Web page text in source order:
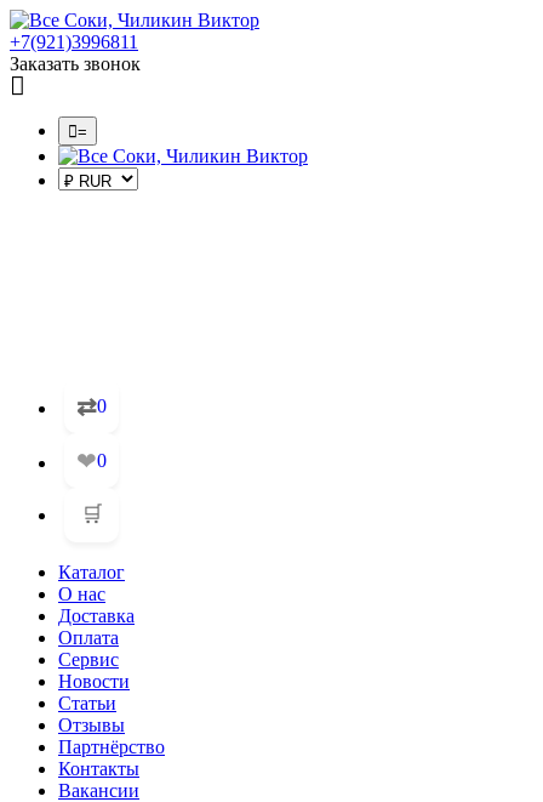
+7(921)3996811
Заказать звонок
=
⇄0
❤0
🛒
Каталог
О нас
Доставка
Оплата
Сервис
Новости
Статьи
Отзывы
Партнёрство
Контакты
Вакансии